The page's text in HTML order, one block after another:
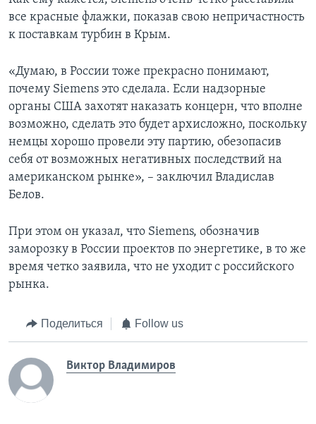
все красные флажки, показав свою непричастность
к поставкам турбин в Крым.
«Думаю, в России тоже прекрасно понимают,
почему Siemens это сделала. Если надзорные
органы США захотят наказать концерн, что вполне
возможно, сделать это будет архисложно, поскольку
немцы хорошо провели эту партию, обезопасив
себя от возможных негативных последствий на
американском рынке», – заключил Владислав
Белов.
При этом он указал, что Siemens, обозначив
заморозку в России проектов по энергетике, в то же
время четко заявила, что не уходит с российского
рынка.
Поделиться Follow us
Виктор Владимиров